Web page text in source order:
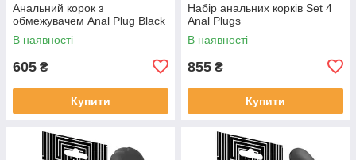
Анальний корок з
обмежувачем Anal Plug Black
В наявності
605 ₴
Купити
Набір анальних корків Set 4
Anal Plugs
В наявності
855 ₴
Купити